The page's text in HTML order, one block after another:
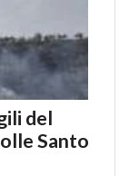
del
Santo